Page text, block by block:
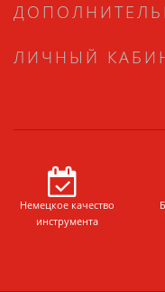
ЛИЧНЫЙ
Немецкое качество
инструмента